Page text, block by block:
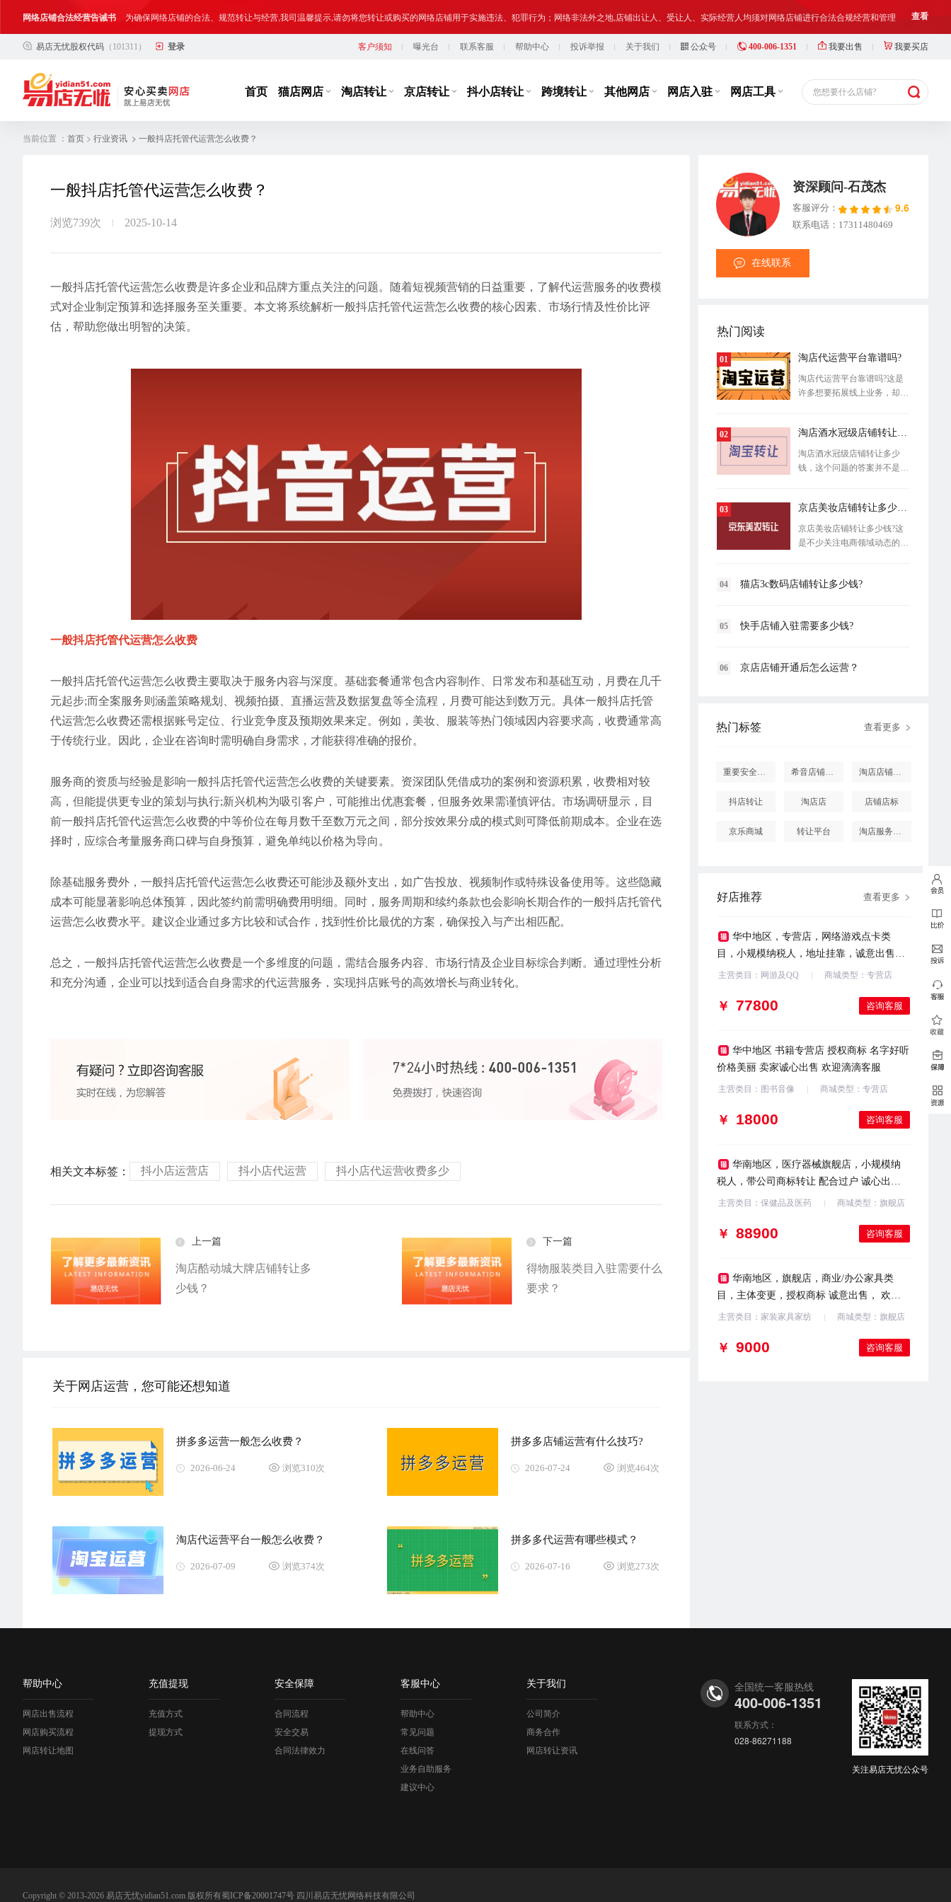
网络店铺合法经营告诫书 为确保网络店铺的合法、规范转让与经营,我司温馨提示,请勿将您转让或购买的网络店铺用于实施违法、犯罪行为；网络非法外之地,店铺出让人、受让人、实际经营人均须对网络店铺进行合法合规经营和管理 查看
合法合规经营告客户书 部分客户在购买抖店网络店铺后，存在试图规避平台监管，从事违规经营活动的行为，如引导线下交易、发布违规内容、进行虚假宣传等，此类行为违反了国家相关法律法规，也损害了抖店平台的市场秩序 查看
网络店铺合法经营告诫书 为确保网络店铺的合法、规范转让与经营,我司温馨提示,请勿将您转让或购买的网络店铺用于实施违法、犯罪行为；网络非法外之地,店铺出让人、受让人、实际经营人均须对网络店铺进行合法合规经营和管理 查看
易店无忧股权代码 （101311） 登录 客户须知 曝光台 联系客服 帮助中心 投诉举报 关于我们 公众号 400-006-1351 我要出售 我要买店
首页 猫店网店 淘店转让 京店转让 抖小店转让 跨境转让 其他网店 网店入驻 网店工具 您想要什么店铺?
当前位置 ： 首页 > 行业资讯 > 一般抖店托管代运营怎么收费？
一般抖店托管代运营怎么收费？
浏览739次 2025-10-14
一般抖店托管代运营怎么收费是许多企业和品牌方重点关注的问题。随着短视频营销的日益重要，了解代运营服务的收费模
式对企业制定预算和选择服务至关重要。本文将系统解析一般抖店托管代运营怎么收费的核心因素、市场行情及性价比评
估，帮助您做出明智的决策。
一般抖店托管代运营怎么收费
一般抖店托管代运营怎么收费主要取决于服务内容与深度。基础套餐通常包含内容制作、日常发布和基础互动，月费在几千
元起步;而全案服务则涵盖策略规划、视频拍摄、直播运营及数据复盘等全流程，月费可能达到数万元。具体一般抖店托管
代运营怎么收费还需根据账号定位、行业竞争度及预期效果来定。例如，美妆、服装等热门领域因内容要求高，收费通常高
于传统行业。因此，企业在咨询时需明确自身需求，才能获得准确的报价。
服务商的资质与经验是影响一般抖店托管代运营怎么收费的关键要素。资深团队凭借成功的案例和资源积累，收费相对较
高，但能提供更专业的策划与执行;新兴机构为吸引客户，可能推出优惠套餐，但服务效果需谨慎评估。市场调研显示，目
前一般抖店托管代运营怎么收费的中等价位在每月数千至数万元之间，部分按效果分成的模式则可降低前期成本。企业在选
择时，应综合考量服务商口碑与自身预算，避免单纯以价格为导向。
除基础服务费外，一般抖店托管代运营怎么收费还可能涉及额外支出，如广告投放、视频制作或特殊设备使用等。这些隐藏
成本可能显著影响总体预算，因此签约前需明确费用明细。同时，服务周期和续约条款也会影响长期合作的一般抖店托管代
运营怎么收费水平。建议企业通过多方比较和试合作，找到性价比最优的方案，确保投入与产出相匹配。
总之，一般抖店托管代运营怎么收费是一个多维度的问题，需结合服务内容、市场行情及企业目标综合判断。通过理性分析
和充分沟通，企业可以找到适合自身需求的代运营服务，实现抖店账号的高效增长与商业转化。
相关文本标签： 抖小店运营店 抖小店代运营 抖小店代运营收费多少
上一篇
淘店酷动城大牌店铺转让多
少钱？
下一篇
得物服装类目入驻需要什么
要求？
关于网店运营，您可能还想知道
拼多多运营一般怎么收费？
2026-06-24 浏览310次
拼多多店铺运营有什么技巧?
2026-07-24 浏览464次
淘店代运营平台一般怎么收费？
2026-07-09 浏览374次
拼多多代运营有哪些模式？
2026-07-16 浏览273次
资深顾问-石茂杰
客服评分： 9.6
联系电话：17311480469
在线联系
热门阅读
01 淘店代运营平台靠谱吗?
淘店代运营平台靠谱吗?这是
许多想要拓展线上业务，却又
02 淘店酒水冠级店铺转让多少钱？
淘店酒水冠级店铺转让多少
钱，这个问题的答案并不是一
03 京店美妆店铺转让多少钱?
京店美妆店铺转让多少钱?这
是不少关注电商领域动态的创
04 猫店3c数码店铺转让多少钱?
05 快手店铺入驻需要多少钱?
06 京店店铺开通后怎么运营？
热门标签 查看更多
重要安全提醒 希音店铺购买 淘店店铺怎么投诉
抖店转让 淘店店 店铺店标
京乐商城 转让平台 淘店服务市场
好店推荐 查看更多
华中地区，专营店，网络游戏点卡类
目，小规模纳税人，地址挂靠，诚意出售，
欢迎咨询
主营类目：网游及QQ 商城类型：专营店
￥ 咨询客服
华中地区 书籍专营店 授权商标 名字好听
价格美丽 卖家诚心出售 欢迎滴滴客服
主营类目：图书音像 商城类型：专营店
￥ 咨询客服
华南地区，医疗器械旗舰店，小规模纳
税人，带公司商标转让 配合过户 诚心出售
欢迎咨询
主营类目：保健品及医药 商城类型：旗舰店
￥ 咨询客服
华南地区，旗舰店，商业/办公家具类
目，主体变更，授权商标 诚意出售， 欢迎
咨询
主营类目：家装家具家纺 商城类型：旗舰店
￥ 咨询客服
帮助中心
网店出售流程
网店购买流程
网店转让地图
充值提现
充值方式
提现方式
安全保障
合同流程
安全交易
合同法律效力
客服中心
帮助中心
常见问题
在线问答
业务自助服务
建议中心
关于我们
公司简介
商务合作
网店转让资讯
全国统一客服热线
400-006-1351
联系方式：
028-86271188
关注易店无忧公众号
Copyright © 2013-2026 易店无忧yidian51.com 版权所有蜀ICP备20001747号 四川易店无忧网络科技有限公司